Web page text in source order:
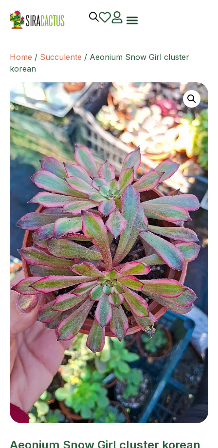
Home / Succulente / Aeonium Snow Girl cluster
korean
Aeonium Snow Girl cluster korean